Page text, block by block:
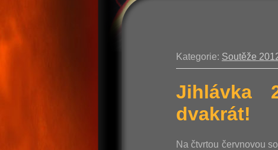
Kategorie: Soutěže
Jihlávka
dvakrát!
Na čtvrtou červnovou